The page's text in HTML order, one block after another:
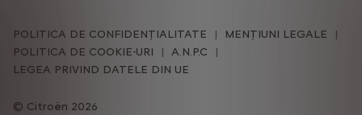
Citroën 2026
POLITICA DE CONFIDENȚIALITATE
MENȚIUNI LEGALE
POLITICA DE COOKIE-URI
A.N.P.C
LEGEA PRIVIND DATELE DIN UE